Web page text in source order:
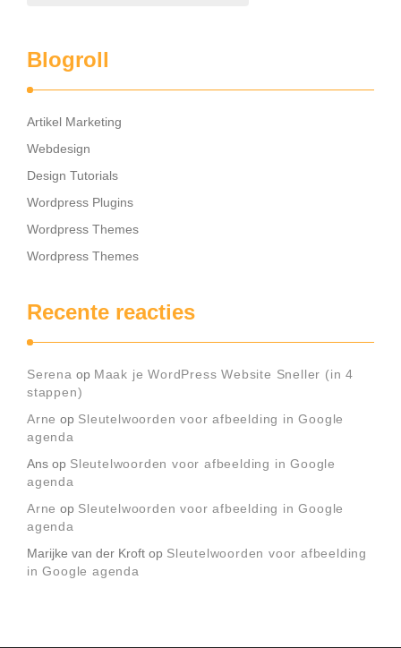
Blogroll
Artikel Marketing
Webdesign
Design Tutorials
Wordpress Plugins
Wordpress Themes
Wordpress Themes
Recente reacties
Serena op Maak je WordPress Website Sneller (in 4
stappen)
Arne op Sleutelwoorden voor afbeelding in Google
agenda
Ans op Sleutelwoorden voor afbeelding in Google
agenda
Arne op Sleutelwoorden voor afbeelding in Google
agenda
Marijke van der Kroft op Sleutelwoorden voor afbeelding
in Google agenda